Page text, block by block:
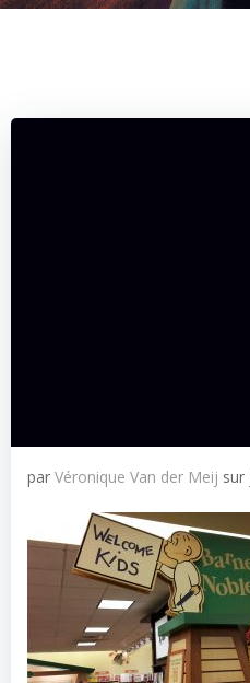
par Véronique Van der Meij sur